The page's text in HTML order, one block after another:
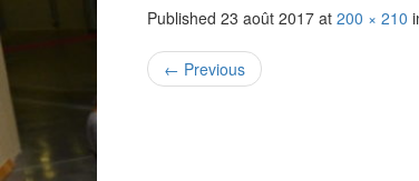
Published 23 août 2017 at 200 × 210
← Previous